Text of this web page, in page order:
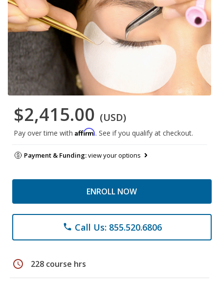
$2,415.00 (USD)
Pay over time with Affirm. See if you qualify at checkout.
Payment & Funding:view your options
ENROLL NOW
phone Call Us: 855.520.6806
schedule 228 course hrs